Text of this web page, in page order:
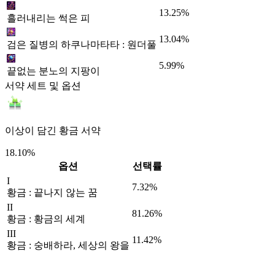
흘러내리는 썩은 피
13.25%
검은 질병의 하쿠나마타타 : 원더풀
13.04%
끝없는 분노의 지팡이
5.99%
서약 세트 및 옵션
이상이 담긴 황금 서약
18.10%
옵션
선택률
I
황금 : 끝나지 않는 꿈
7.32%
II
황금 : 황금의 세계
81.26%
III
황금 : 숭배하라, 세상의 왕을
11.42%